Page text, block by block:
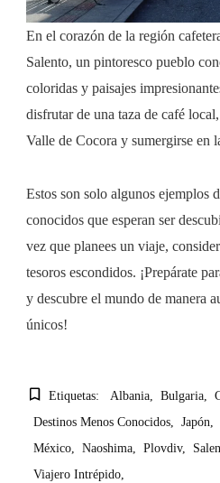
En el corazón de la región
Salento, un pintoresco pueblo
coloridas y paisajes
disfrutar de una taza de café
Valle de Cocora y sumergirse en
Estos son solo algunos ejemplos
conocidos que esperan ser
vez que planees un viaje,
tesoros escondidos. ¡Prepárate
y descubre el mundo de manera
únicos!
Etiquetas: Albania Bulgaria
Destinos Menos Conocidos
Japón
México
Naoshima Plovdiv
Viajero Intrépido